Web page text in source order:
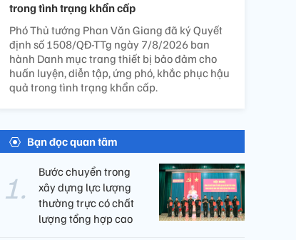
trong tình trạng khẩn cấp
Phó Thủ tướng Phan Văn Giang đã ký Quyết
định số 1508/QĐ-TTg ngày 7/8/2026 ban
hành Danh mục trang thiết bị bảo đảm cho
huấn luyện, diễn tập, ứng phó, khắc phục hậu
quả trong tình trạng khẩn cấp.
Bạn đọc quan tâm
Bước chuyển trong
xây dựng lực lượng
thường trực có chất
lượng tổng hợp cao